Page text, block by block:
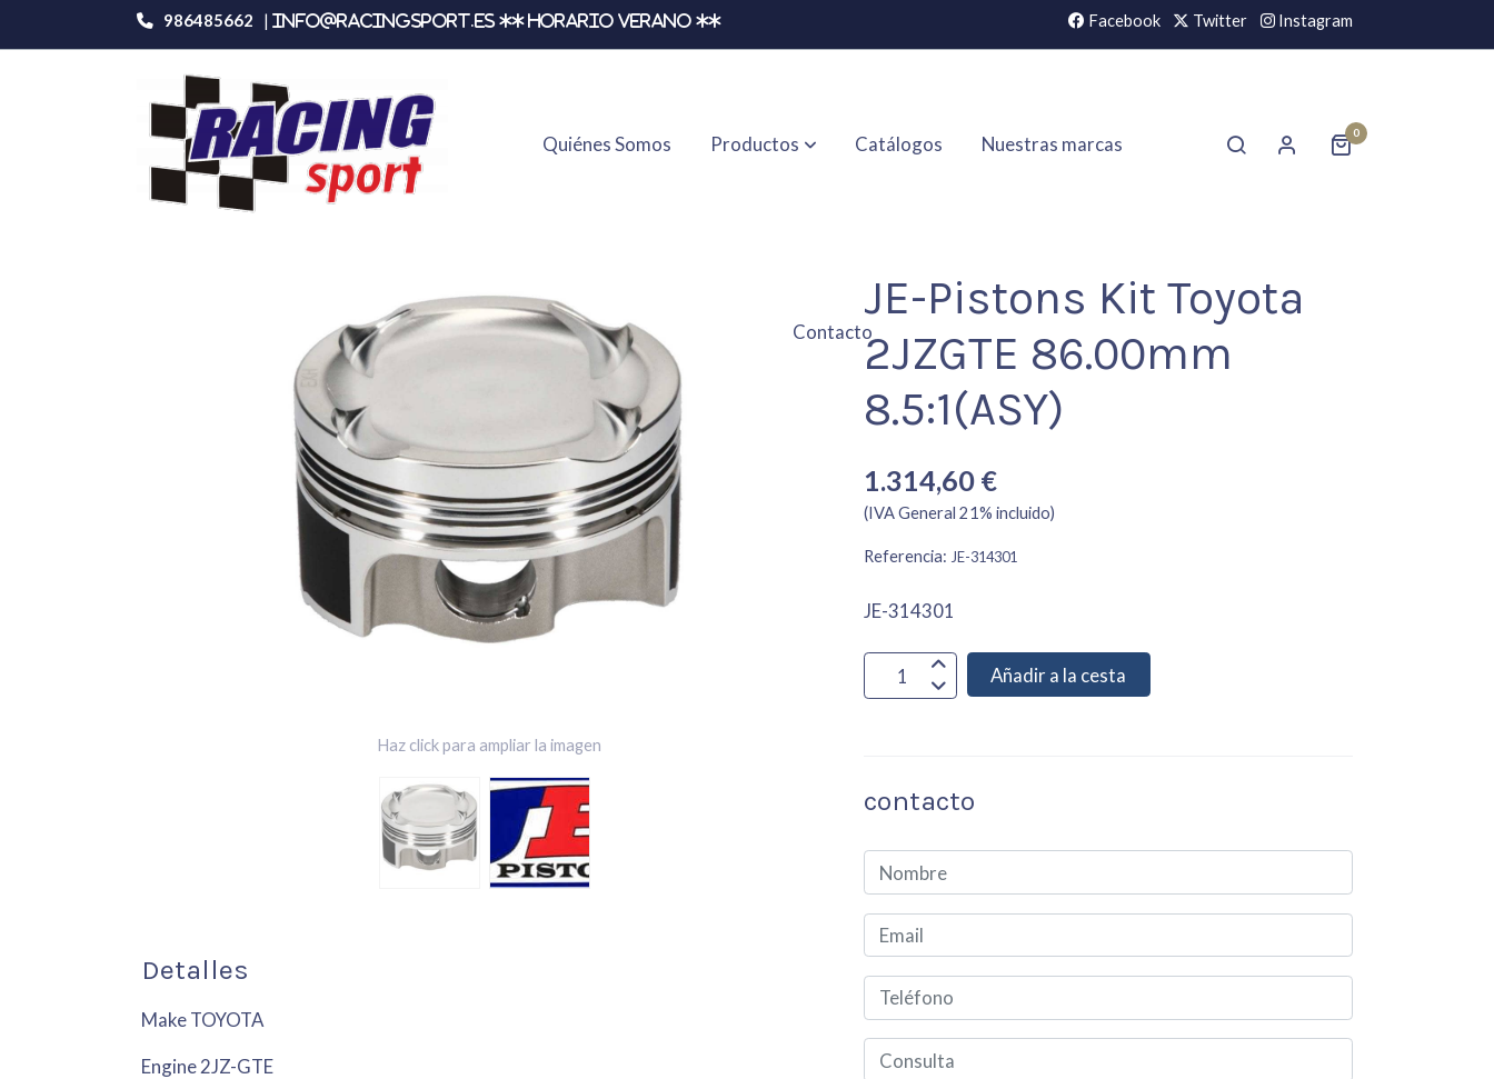
986485662 | info@racingsport.es ** HORARIO VERANO ** Facebook Twitter Instagram
Quiénes Somos Productos Catálogos Nuestras marcas
Contacto
0
Productos JE-Pistons Kit Toyota 2JZGTE 86.00mm 8.5:1(ASY)
Haz click para ampliar la imagen
Detalles
Make TOYOTA
Engine 2JZ-GTE
JE-Pistons Kit Toyota
2JZGTE 86.00mm
8.5:1(ASY)
1.314,60 €
(IVA General 21% incluido)
Referencia: JE-314301
JE-314301
Añadir a la cesta
contacto